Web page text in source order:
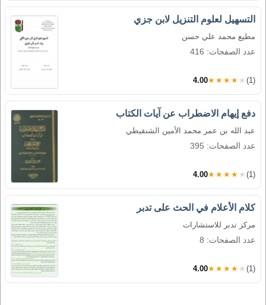
التسهيل لعلوم التنزيل لابن جزي
مطيع محمد علي حسن
عدد الصفحات: 416
4.00★★★★★ (1)
دفع إيهام الاضطراب عن آيات الكتاب
عبد الله بن عمر محمد الأمين الشنقيطي
عدد الصفحات: 395
4.00★★★★★ (1)
كلام الأعلام في الحث على تدبر
مركز تدبر للاستشارات
عدد الصفحات: 8
4.00★★★★★ (1)